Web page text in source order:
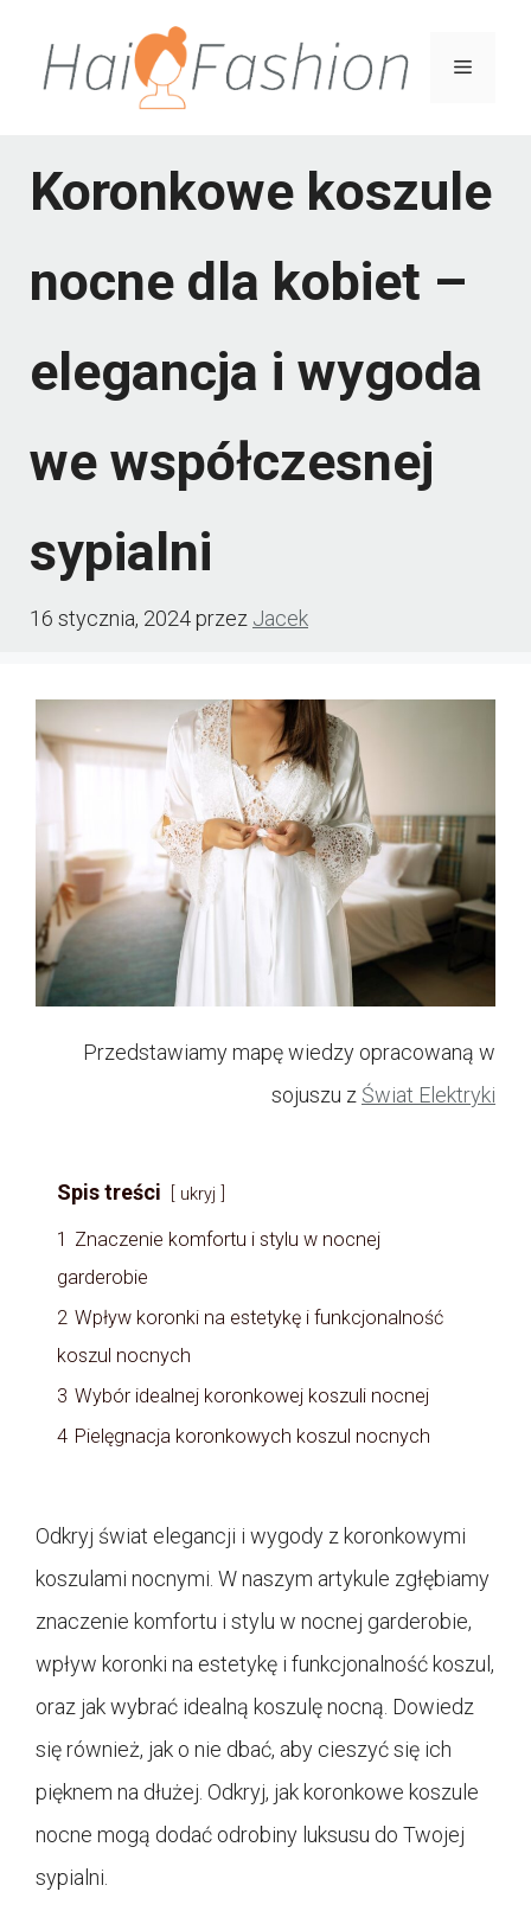
Menu
Koronkowe koszule
nocne dla kobiet –
elegancja i wygoda
we współczesnej
sypialni
16 stycznia, 2024przez Jacek
Przedstawiamy mapę wiedzy opracowaną w
sojuszu z Świat Elektryki
Spis treści ukryj
1 Znaczenie komfortu i stylu w nocnej
garderobie
2 Wpływ koronki na estetykę i funkcjonalność
koszul nocnych
3 Wybór idealnej koronkowej koszuli nocnej
4 Pielęgnacja koronkowych koszul nocnych
Odkryj świat elegancji i wygody z koronkowymi
koszulami nocnymi. W naszym artykule zgłębiamy
znaczenie komfortu i stylu w nocnej garderobie,
wpływ koronki na estetykę i funkcjonalność koszul,
oraz jak wybrać idealną koszulę nocną. Dowiedz
się również, jak o nie dbać, aby cieszyć się ich
pięknem na dłużej. Odkryj, jak koronkowe koszule
nocne mogą dodać odrobiny luksusu do Twojej
sypialni.